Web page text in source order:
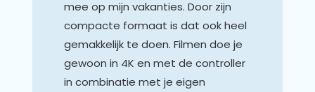
mee op mijn vakanties. Door zijn
compacte formaat is dat ook heel
gemakkelijk te doen. Filmen doe je
gewoon in 4K en met de controller
in combinatie met je eigen